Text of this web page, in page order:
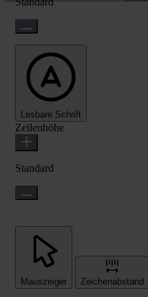
Lesbare Schrift
Zeilenhöhe
Standard
Mauszeiger Zeichenabstand